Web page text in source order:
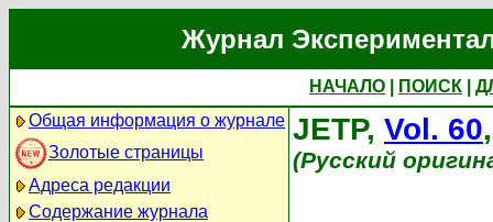
Журнал
НАЧАЛО ПОИСК
Общая информация о журнале
Золотые страницы
Адреса редакции
Содержание журнала
JETP, Vol. 60
(Русский